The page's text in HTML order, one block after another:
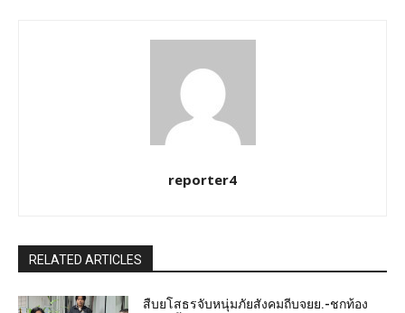
reporter4
RELATED ARTICLES
สืบยโสธรจับหนุ่มภัยสังคมถีบจยย.-ชกท้อง